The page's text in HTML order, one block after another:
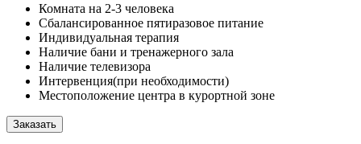
Комната на 2-3 человека
Сбалансированное пятиразовое питание
Индивидуальная терапия
Наличие бани и тренажерного зала
Наличие телевизора
Интервенция(при необходимости)
Местоположение центра в курортной зоне
Заказать